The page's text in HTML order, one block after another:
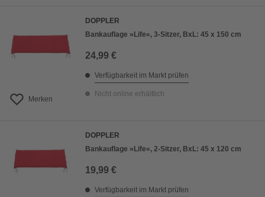
Merken
DOPPLER
Bankauflage »Life«, 3-Sitzer, BxL: 45 x 150 cm
24,99 €
Verfügbarkeit im Markt prüfen
Nicht online erhältlich
DOPPLER
Bankauflage »Life«, 2-Sitzer, BxL: 45 x 120 cm
19,99 €
Verfügbarkeit im Markt prüfen